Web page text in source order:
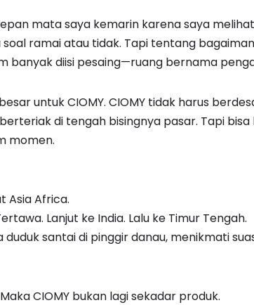
mata saya kemarin karena saya
ramai atau tidak. Tapi tentang
banyak diisi pesaing—ruang bernama
untuk CIOMY. CIOMY tidak harus
di tengah bisingnya pasar. Tapi
momen.
Asia Africa.
Lanjut ke India. Lalu ke Timur Tengah.
santai di pinggir danau, menikmati
CIOMY bukan lagi sekadar produk.